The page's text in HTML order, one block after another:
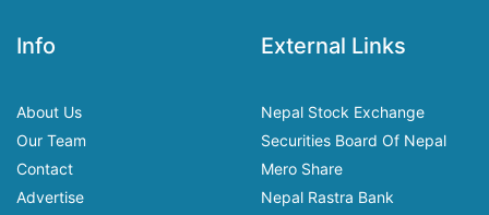
Info
About Us
Our Team
Contact
Advertise
External Links
Nepal Stock Exchange
Securities Board Of Nepal
Mero Share
Nepal Rastra Bank